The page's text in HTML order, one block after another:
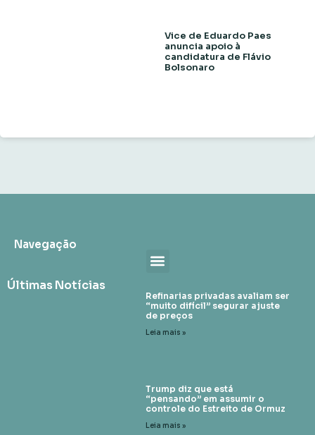
Vice de Eduardo Paes
anuncia apoio à
candidatura de Flávio
Bolsonaro
Navegação
Últimas Notícias
Refinarias privadas avaliam ser
“muito difícil” segurar ajuste
de preços
Leia mais »
Trump diz que está
“pensando” em assumir o
controle do Estreito de Ormuz
Leia mais »